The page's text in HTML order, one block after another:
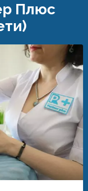
Плюс